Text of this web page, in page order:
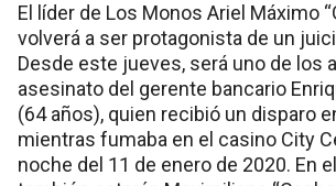
El líder de Los Monos Ariel Máximo
volverá a ser protagonista de un
Desde este jueves, será uno de los
asesinato del gerente bancario
(64 años), quien recibió un disparo
mientras fumaba en el casino City
noche del 11 de enero de 2020. En